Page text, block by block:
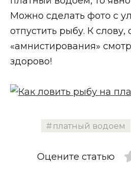
Можно сделать фото с
отпустить рыбу. К
«амнистирования»
здорово!
платный водоем
Оцените статью